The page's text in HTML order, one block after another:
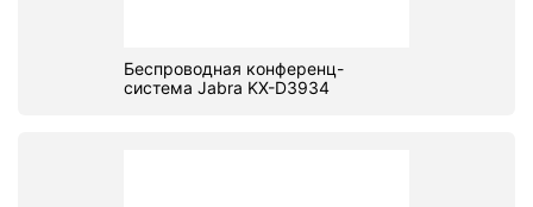
Беспроводная конференц-
система Jabra KX-D3934